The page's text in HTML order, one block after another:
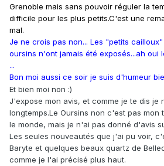
Grenoble mais sans pouvoir réguler la
difficile pour les plus petits.C'est une
mal.
Je ne crois pas non... Les "petits
oursins n'ont jamais été exposés...ah oui
...
Bon moi aussi ce soir je suis d'humeur
Et bien moi non :)
J'expose mon avis, et comme je te dis je
longtemps.Le Oursins non c'est pas
le monde, mais je n'ai pas donné d'avis
Les seules nouveautés que j'ai pu voir,
Baryte et quelques beaux quartz de
comme je l'ai précisé plus haut.